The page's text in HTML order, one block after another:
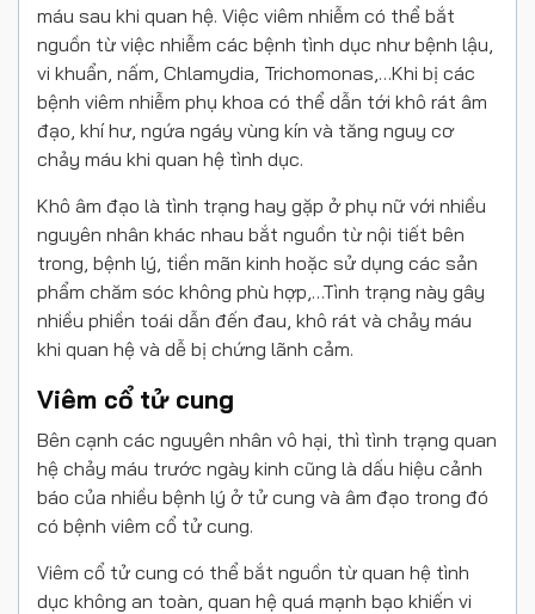
máu sau khi quan hệ. Việc viêm nhiễm có thể bắt
nguồn từ việc nhiễm các bệnh tình dục như bệnh lậu,
vi khuẩn, nấm, Chlamydia, Trichomonas,…Khi bị các
bệnh viêm nhiễm phụ khoa có thể dẫn tới khô rát âm
đạo, khí hư, ngứa ngáy vùng kín và tăng nguy cơ
chảy máu khi quan hệ tình dục.
Khô âm đạo là tình trạng hay gặp ở phụ nữ với nhiều
nguyên nhân khác nhau bắt nguồn từ nội tiết bên
trong, bệnh lý, tiền mãn kinh hoặc sử dụng các sản
phẩm chăm sóc không phù hợp,…Tình trạng này gây
nhiều phiền toái dẫn đến đau, khô rát và chảy máu
khi quan hệ và dễ bị chứng lãnh cảm.
Viêm cổ tử cung
Bên cạnh các nguyên nhân vô hại, thì tình trạng quan
hệ chảy máu trước ngày kinh cũng là dấu hiệu cảnh
báo của nhiều bệnh lý ở tử cung và âm đạo trong đó
có bệnh viêm cổ tử cung.
Viêm cổ tử cung có thể bắt nguồn từ quan hệ tình
dục không an toàn, quan hệ quá mạnh bạo khiến vi